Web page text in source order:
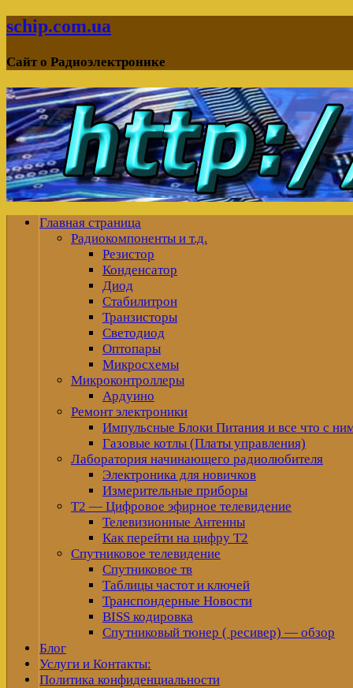
schip.com.ua
Сайт о Радиоэлектронике
Главная страница
Радиокомпоненты и т.д.
Резистор
Конденсатор
Диод
Стабилитрон
Транзисторы
Светодиод
Оптопары
Микросхемы
Микроконтроллеры
Ардуино
Ремонт электроники
Импульсные Блоки Питания и все что с
Газовые котлы (Платы управления)
Лаборатория начинающего радиолюбителя
Электроника для новичков
Измерительные приборы
Т2 — Цифровое эфирное телевидение
Телевизионные Антенны
Как перейти на цифру Т2
Спутниковое телевидение
Спутниковое тв
Таблицы частот и ключей
Транспондерные Новости
BISS кодировка
Спутниковый тюнер ( ресивер) — обзор
Блог
Услуги и Контакты:
Политика конфиденциальности